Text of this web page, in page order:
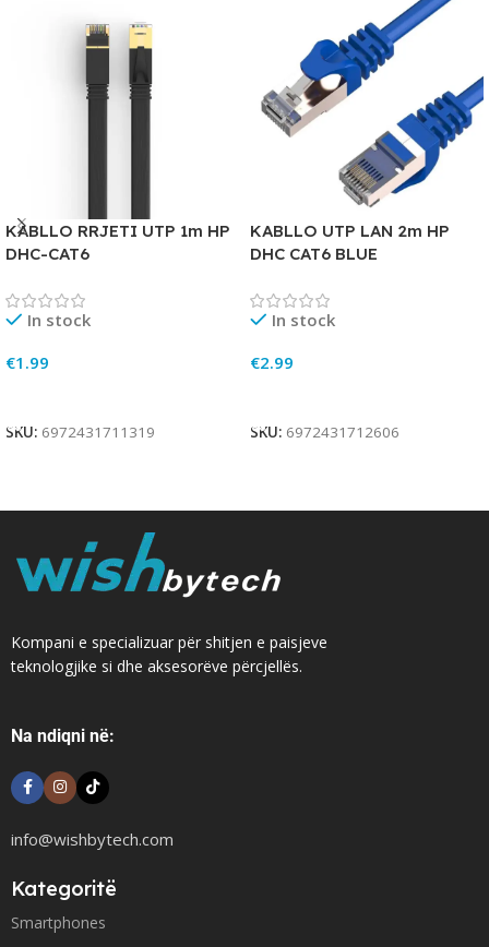
KABLLO RRJETI UTP 1m HP
DHC-CAT6
In stock
€1.99
SKU: 6972431711319
KABLLO UTP LAN 2m HP
DHC CAT6 BLUE
In stock
€2.99
SKU: 6972431712606
Kompani e specializuar për shitjen e paisjeve
teknologjike si dhe aksesorëve përcjellës.
Na ndiqni në:
info@wishbytech.com
Kategoritë
Smartphones